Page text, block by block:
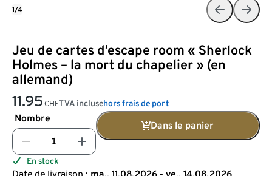
Jeu de cartes d’escape room « Sherlock
Holmes – la mort du chapelier » (en
allemand)
11.95 CHFTVA inclusehors frais de port
Nombre
Dans le panier
En stock
1/4